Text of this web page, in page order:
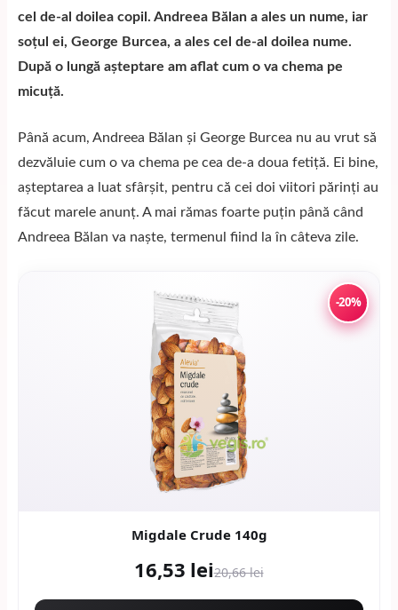
cel de-al doilea copil. Andreea Bălan a ales un nume, iar
soțul ei, George Burcea, a ales cel de-al doilea nume.
După o lungă așteptare am aflat cum o va chema pe
micuță.
Până acum, Andreea Bălan și George Burcea nu au vrut să
dezvăluie cum o va chema pe cea de-a doua fetiță. Ei bine,
așteptarea a luat sfârșit, pentru că cei doi viitori părinți au
făcut marele anunț. A mai rămas foarte puțin până când
Andreea Bălan va naște, termenul fiind la în câteva zile.
-20%
Migdale Crude 140g
16,53 lei20,66 lei